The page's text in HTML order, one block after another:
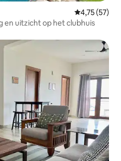
Gemiddelde
4,75 (57)
en uitzicht op het clubhuis